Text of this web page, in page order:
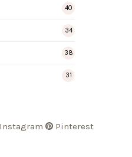
40
34
38
31
Instagram Pinterest